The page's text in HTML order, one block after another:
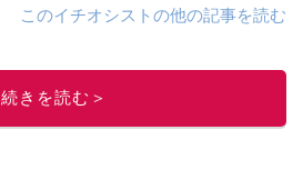
このイチオシストの他の記事を読む
続きを読む＞